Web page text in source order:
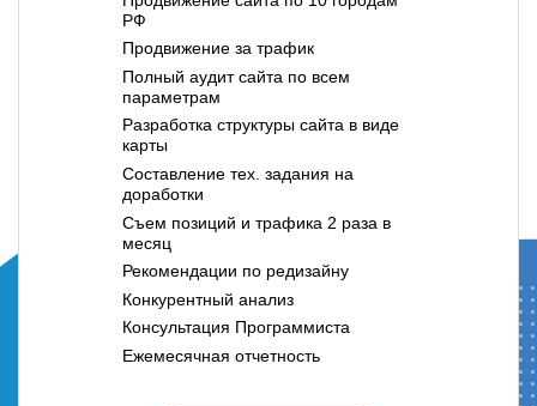
РФ
Продвижение за трафик
Полный аудит сайта по всем
параметрам
Разработка структуры сайта в виде
карты
Составление тех. задания на
доработки
Съем позиций и трафика 2 раза в
месяц
Рекомендации по редизайну
Конкурентный анализ
Консультация Программиста
Ежемесячная отчетность